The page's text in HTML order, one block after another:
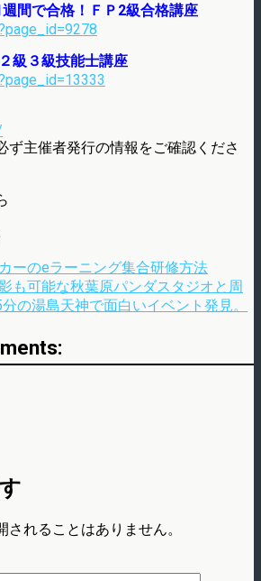
間で合格！ＦＰ2級合格講座
級３級技能士講座
主催者発行の情報をご確認くださ
ーのeラーニング集合研修方法
影も可能な秋葉原パンダスタジオと周
の湯島天神で面白いイベント発見。
されることはありません。